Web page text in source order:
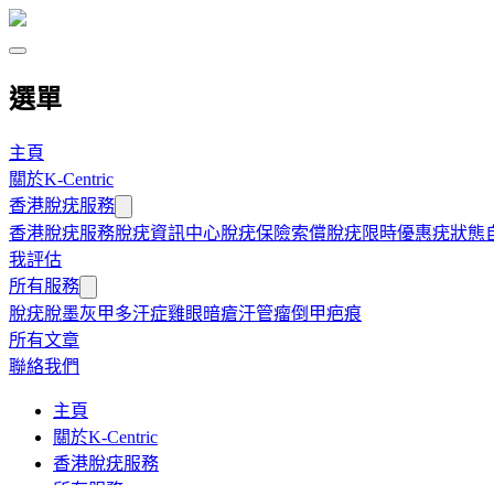
選單
主頁
關於K-Centric
香港脫疣服務
香港脫疣服務脫疣資訊中心脫疣保險索償脫疣限時優惠疣狀態
我評估
所有服務
脫疣脫墨灰甲多汗症雞眼暗瘡汗管瘤倒甲疤痕
所有文章
聯絡我們
主頁
關於K-Centric
香港脫疣服務